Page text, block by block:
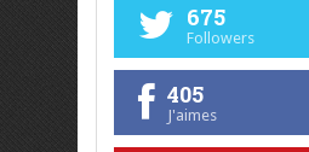
675
Followers
405
J'aimes